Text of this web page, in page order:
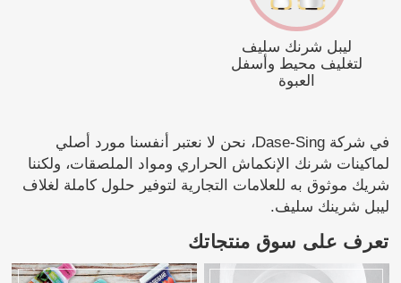
ليبل شرنك سليف
لتغليف محيط وأسفل
العبوة
في شركة Dase-Sing، نحن لا نعتبر أنفسنا مورد أصلي
لماكينات شرنك الإنكماش الحراري ومواد الملصقات، ولكننا
شريك موثوق به للعلامات التجارية لتوفير حلول كاملة لغلاف
ليبل شرينك سليف.
تعرف على سوق منتجاتك